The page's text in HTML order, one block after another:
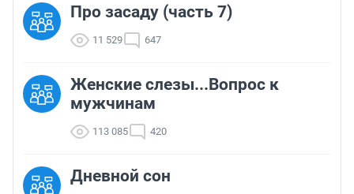
Про засаду (часть 7)
11 529 647
Женские слезы...Вопрос к
мужчинам
113 085 420
Дневной сон